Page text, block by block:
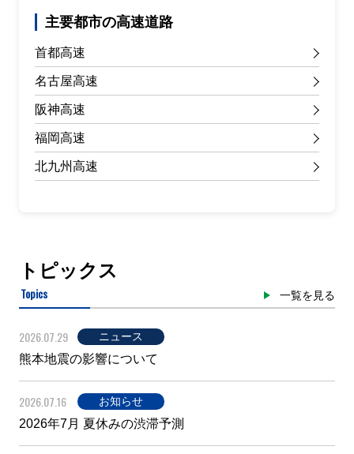
主要都市の高速道路
首都高速
名古屋高速
阪神高速
福岡高速
北九州高速
トピックス
Topics 一覧を見る
2026.07.29 ニュース
熊本地震の影響について
2026.07.16 お知らせ
2026年7月 夏休みの渋滞予測